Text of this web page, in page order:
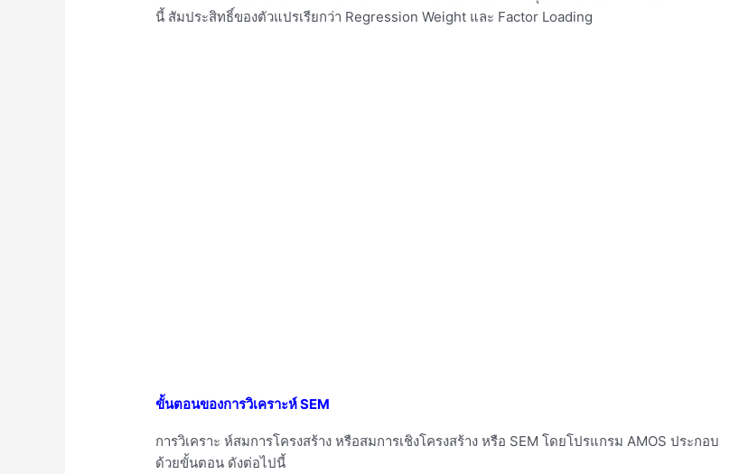
นี้ สัมประสิทธิ์ของตัวแปรเรียกว่า Regression Weight และ Factor Loading
ขั้นตอนของการวิเคราะห์ SEM
การวิเคราะ ห์สมการโครงสร้าง หรือสมการเชิงโครงสร้าง หรือ SEM โดยโปรแกรม AMOS ประกอบ
ด้วยขั้นตอน ดังต่อไปนี้